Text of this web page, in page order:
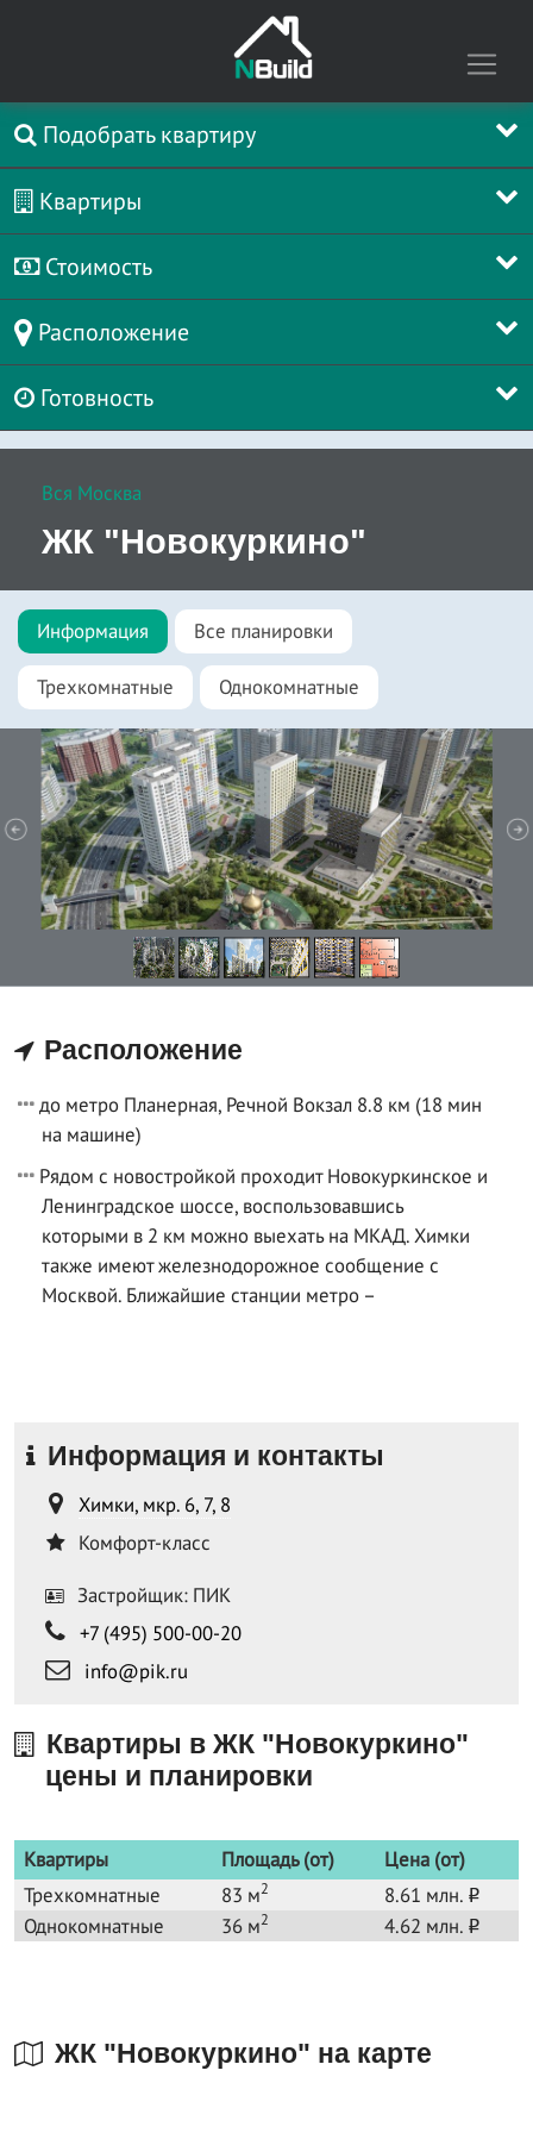
Подобрать квартиру
Квартиры
Стоимость
Расположение
Готовность
Вся Москва
ЖК "Новокуркино"
Информация Все планировки
Трехкомнатные Однокомнатные
Расположение
до метро Планерная, Речной Вокзал 8.8 км (18 мин
на машине)
Рядом с новостройкой проходит Новокуркинское и
Ленинградское шоссе, воспользовавшись
которыми в 2 км можно выехать на МКАД. Химки
также имеют железнодорожное сообщение с
Москвой. Ближайшие станции метро –
Информация и контакты
Химки, мкр. 6, 7, 8
Комфорт-класс
Застройщик: ПИК
+7 (495) 500-00-20
info@pik.ru
Квартиры в ЖК "Новокуркино"
цены и планировки
Квартиры Площадь (от)
Цена (от)
Трехкомнатные
83 м2 8.61 млн. o
Однокомнатные 36 м2 4.62 млн. o
ЖК "Новокуркино" на карте